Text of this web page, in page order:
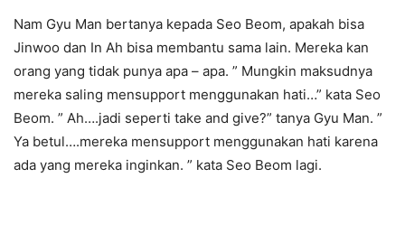
Nam Gyu Man bertanya kepada Seo Beom, apakah bisa
Jinwoo dan In Ah bisa membantu sama lain. Mereka kan
orang yang tidak punya apa – apa. ” Mungkin maksudnya
mereka saling mensupport menggunakan hati…” kata Seo
Beom. ” Ah….jadi seperti take and give?” tanya Gyu Man. ”
Ya betul….mereka mensupport menggunakan hati karena
ada yang mereka inginkan. ” kata Seo Beom lagi.